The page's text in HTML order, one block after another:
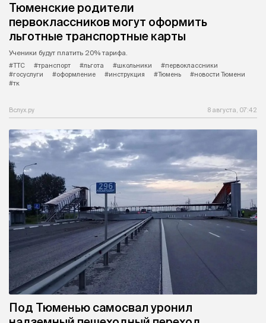
Тюменские родители
первоклассников могут оформить
льготные транспортные карты
Ученики будут платить 20% тарифа.
#ТТС
#транспорт #льгота #школьники
#первоклассники
#госуслуги
#оформление #инструкция #Тюмень
#новости Тюмени
#тк
Вслух.ру 8 августа, 07:42
Под Тюменью самосвал уронил